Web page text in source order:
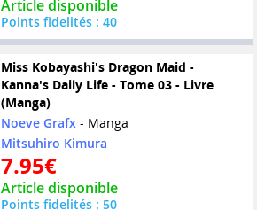
Article disponible
Points fidelités : 40
Miss Kobayashi's Dragon Maid -
Kanna's Daily Life - Tome 03 - Livre
(Manga)
Noeve Grafx- Manga
Mitsuhiro Kimura
7.95€
Article disponible
Points fidelités : 50